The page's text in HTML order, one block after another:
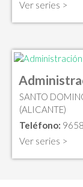
Ver series >
SANTO
(ALICANTE)
Teléfono:
Ver series >